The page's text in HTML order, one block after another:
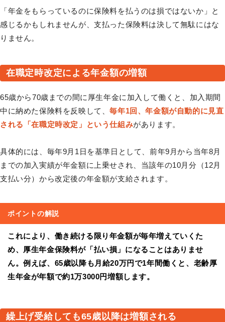
「年金をもらっているのに保険料を払うのは損ではないか」と
感じるかもしれませんが、支払った保険料は決して無駄にはな
りません。
在職定時改定による年金額の増額
65歳から70歳までの間に厚生年金に加入して働くと、加入期間
中に納めた保険料を反映して、毎年1回、年金額が自動的に見直
される「在職定時改定」という仕組みがあります。
具体的には、毎年9月1日を基準日として、前年9月から当年8月
までの加入実績が年金額に上乗せされ、当該年の10月分（12月
支払い分）から改定後の年金額が支給されます。
ポイントの解説
これにより、働き続ける限り年金額が毎年増えていくた
め、厚生年金保険料が「払い損」になることはありませ
ん。例えば、65歳以降も月給20万円で1年間働くと、老齢厚
生年金が年額で約1万3000円増額します。
繰上げ受給しても65歳以降は増額される